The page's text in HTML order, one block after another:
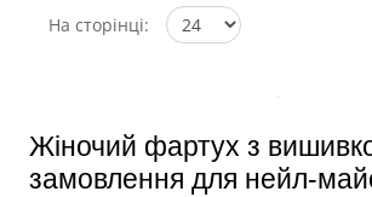
Кому варто замовити
особливостей роботи, його часто
кухарі;
На сторінці:
Жіночий фартух з
замовлення для нейл-